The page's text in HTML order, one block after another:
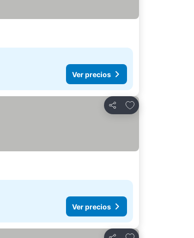
Ver precios
Compartir
Agregar a favoritos
Ver precios
Agregar a favoritos